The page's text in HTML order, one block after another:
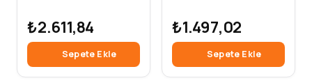
₺2.611,84
Sepete Ekle
₺1.497,02
Sepete Ekle